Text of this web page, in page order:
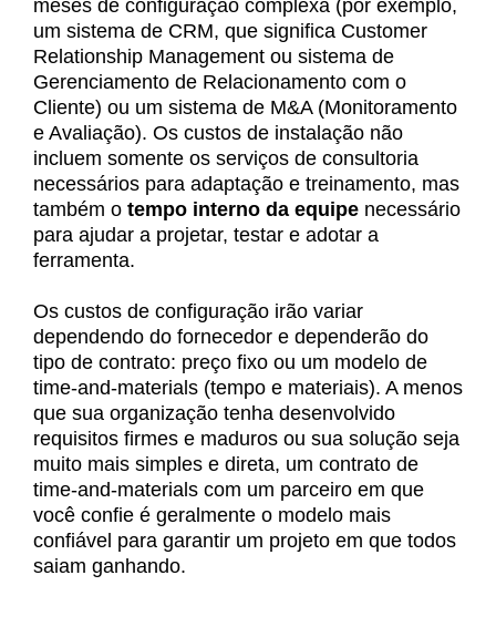
meses de configuração complexa (por exemplo,
um sistema de CRM, que significa Customer
Relationship Management ou sistema de
Gerenciamento de Relacionamento com o
Cliente) ou um sistema de M&A (Monitoramento
e Avaliação). Os custos de instalação não
incluem somente os serviços de consultoria
necessários para adaptação e treinamento, mas
também o tempo interno da equipe necessário
para ajudar a projetar, testar e adotar a
ferramenta.
Os custos de configuração irão variar
dependendo do fornecedor e dependerão do
tipo de contrato: preço fixo ou um modelo de
time-and-materials (tempo e materiais). A menos
que sua organização tenha desenvolvido
requisitos firmes e maduros ou sua solução seja
muito mais simples e direta, um contrato de
time-and-materials com um parceiro em que
você confie é geralmente o modelo mais
confiável para garantir um projeto em que todos
saiam ganhando.